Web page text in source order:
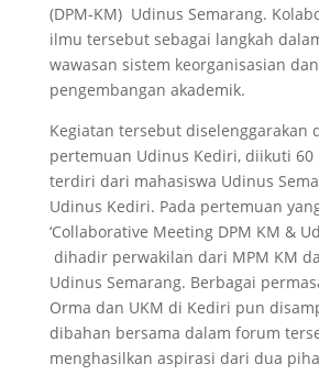
(DPM-KM) Udinus Semarang.
ilmu tersebut sebagai langkah
wawasan sistem keorganisasian
pengembangan akademik.
Kegiatan tersebut diselenggarakan
pertemuan Udinus Kediri, diikuti 60
terdiri dari mahasiswa Udinus
Udinus Kediri. Pada pertemuan
‘Collaborative Meeting DPM KM &
dihadir perwakilan dari MPM KM
Udinus Semarang. Berbagai
Orma dan UKM di Kediri pun
dibahan bersama dalam forum
menghasilkan aspirasi dari dua